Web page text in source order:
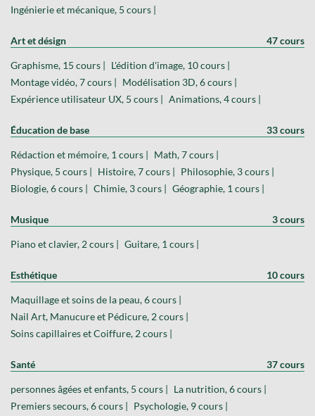
Ingénierie et mécanique, 5 cours |
Art et désign 47 cours
Graphisme, 15 cours |
L'édition d'image, 10 cours |
Montage vidéo, 7 cours |
Modélisation 3D, 6 cours |
Expérience utilisateur UX, 5 cours |
Animations, 4 cours |
Éducation de base 33 cours
Rédaction et mémoire, 1 cours |
Math, 7 cours |
Physique, 5 cours |
Histoire, 7 cours |
Philosophie, 3 cours |
Biologie, 6 cours |
Chimie, 3 cours | Géographie, 1 cours |
Musique 3 cours
Piano et clavier, 2 cours | Guitare, 1 cours |
Esthétique 10 cours
Maquillage et soins de la peau, 6 cours |
Nail Art, Manucure et Pédicure, 2 cours |
Soins capillaires et Coiffure, 2 cours |
Santé 37 cours
personnes âgées et enfants, 5 cours |
La nutrition, 6 cours |
Premiers secours, 6 cours |
Psychologie, 9 cours |